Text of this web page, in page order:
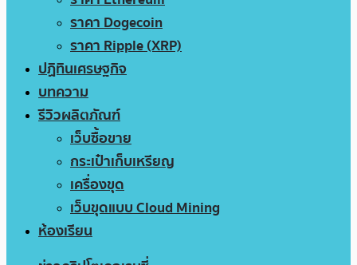
ราคา Dogecoin
ราคา Ripple (XRP)
ปฏิทินเศรษฐกิจ
บทความ
รีวิวผลิตภัณฑ์
เว็บซื้อขาย
กระเป๋าเก็บเหรียญ
เครื่องขุด
เว็บขุดแบบ Cloud Mining
ห้องเรียน